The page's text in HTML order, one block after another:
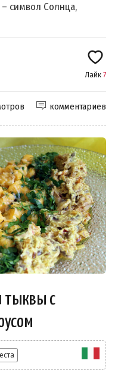
– символ Солнца,
Лайк 7
комментариев
тыквы с